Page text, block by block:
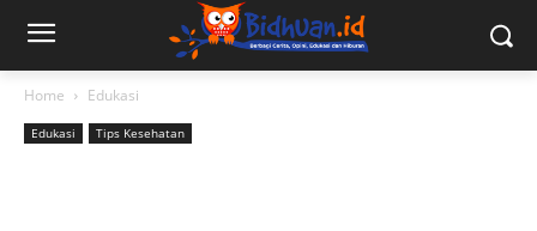
Home Edukasi
Edukasi Tips Kesehatan